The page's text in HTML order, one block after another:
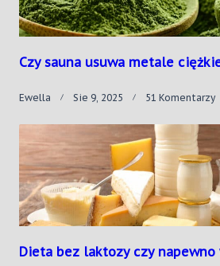
Czy sauna usuwa metale
Ewella Sie 9, 2025 51 Komentarzy
Z
Dieta bez laktozy czy napewno